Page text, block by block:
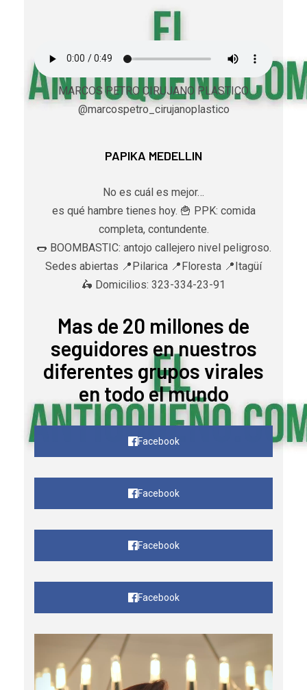
MARCOS PETRO CIRUJANO PLASTICO
@marcospetro_cirujanoplastico
PAPIKA MEDELLIN
No es cuál es mejor…
es qué hambre tienes hoy. 🍟 PPK: comida
completa, contundente.
🌭 BOOMBASTIC: antojo callejero nivel peligroso.
Sedes abiertas 📍Pilarica 📍Floresta 📍Itagüí
🛵 Domicilios: 323-334-23-91
Mas de 20 millones de
seguidores en nuestros
diferentes grupos virales
en todo el mundo
Facebook
Facebook
Facebook
Facebook